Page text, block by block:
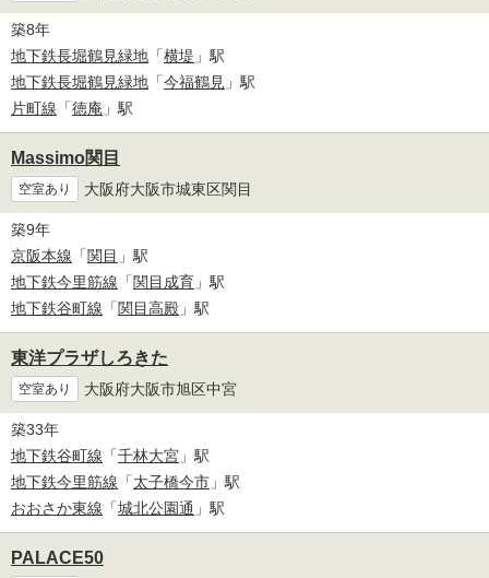
築8年
地下鉄長堀鶴見緑地 「横堤 」駅
地下鉄長堀鶴見緑地 「今福鶴見 」駅
片町線 「徳庵 」駅
Massimo関目
空室あり 大阪府大阪市城東区関目
築9年
京阪本線 「関目 」駅
地下鉄今里筋線 「関目成育 」駅
地下鉄谷町線 「関目高殿 」駅
東洋プラザしろきた
空室あり 大阪府大阪市旭区中宮
築33年
地下鉄谷町線 「千林大宮 」駅
地下鉄今里筋線 「太子橋今市 」駅
おおさか東線 「城北公園通 」駅
PALACE50